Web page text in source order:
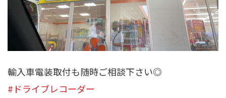
輸入車電装取付も随時ご相談下さい◎
#ドライブレコーダー